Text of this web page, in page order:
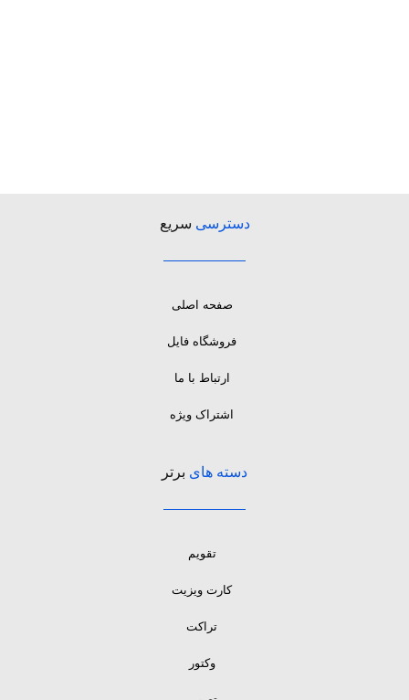
دسترسی سریع
صفحه اصلی
فروشگاه فایل
ارتباط با ما
اشتراک ویژه
دسته های برتر
تقویم
کارت ویزیت
تراکت
وکتور